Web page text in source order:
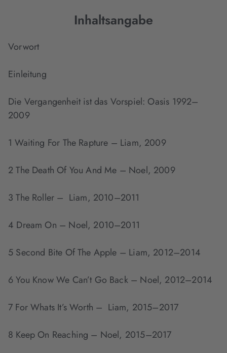
Inhaltsangabe
Vorwort
Einleitung
Die Vergangenheit ist das Vorspiel: Oasis 1992–
2009
1 Waiting For The Rapture – Liam, 2009
2 The Death Of You And Me – Noel, 2009
3 The Roller – Liam, 2010–2011
4 Dream On – Noel, 2010–2011
5 Second Bite Of The Apple – Liam, 2012–2014
6 You Know We Can’t Go Back – Noel, 2012–2014
7 For Whats It’s Worth – Liam, 2015–2017
8 Keep On Reaching – Noel, 2015–2017